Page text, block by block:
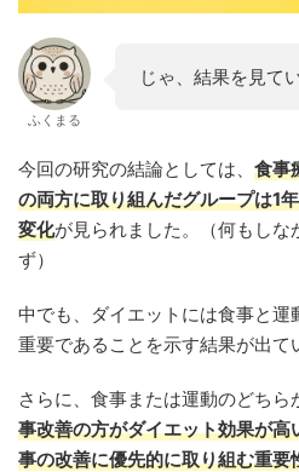
ふくまる
じゃ、結果を見て
今回の研究の結論としては、 食事
の両方に取り組んだグループは1
変化が見られました。（何もしな
ず）
中でも、ダイエットには食事と
重要であることを示す結果が出て
さらに、食事または運動のどちら
事改善の方がダイエット効果が
事の改善に優先的に取り組む重要